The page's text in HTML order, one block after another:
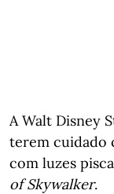
A Walt Disney
terem cuidado
com luzes
of Skywalker.